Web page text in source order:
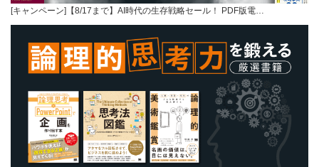
[キャンペーン]【8/17まで】AI時代の生存戦略セール！ PDF版電…